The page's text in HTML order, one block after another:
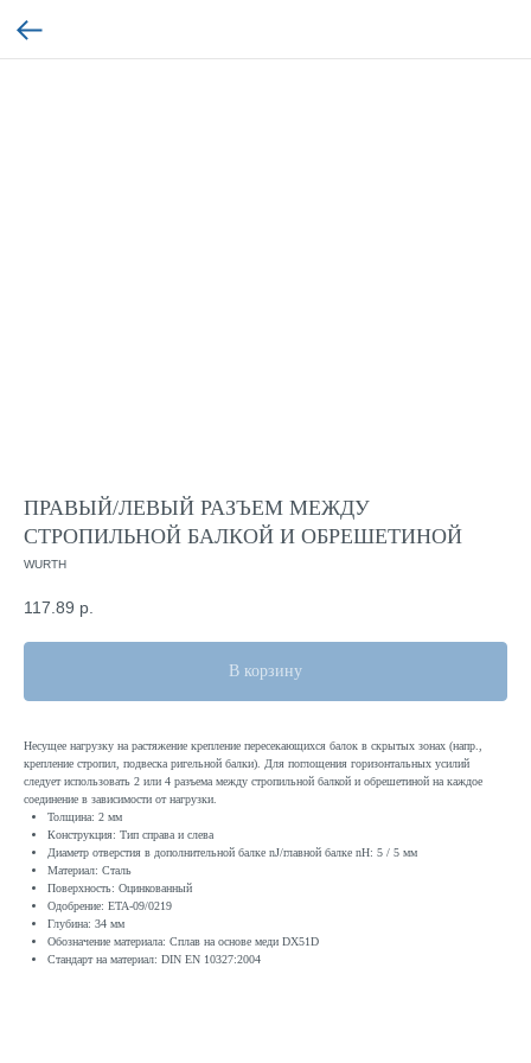
ПРАВЫЙ/ЛЕВЫЙ РАЗЪЕМ МЕЖДУ
СТРОПИЛЬНОЙ БАЛКОЙ И ОБРЕШЕТИНОЙ
WURTH
117.89 р.
В корзину
Несущее нагрузку на растяжение крепление пересекающихся балок в скрытых зонах (напр.,
крепление стропил, подвеска ригельной балки). Для поглощения горизонтальных усилий
следует использовать 2 или 4 разъема между стропильной балкой и обрешетиной на каждое
соединение в зависимости от нагрузки.
Толщина: 2 мм
Конструкция: Тип справа и слева
Диаметр отверстия в дополнительной балке nJ/главной балке nH: 5 / 5 мм
Материал: Сталь
Поверхность: Оцинкованный
Одобрение: ETA-09/0219
Глубина: 34 мм
Обозначение материала: Сплав на основе меди DX51D
Стандарт на материал: DIN EN 10327:2004